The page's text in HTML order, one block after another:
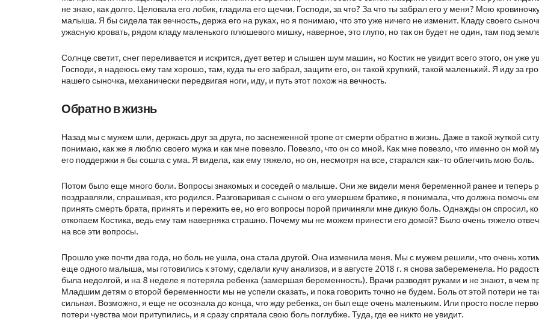
не знаю, как долго. Целовала его лобик, гладила его щечки. Господи, за что? За что ты забрал его у меня? Мою
малыша. Я бы сидела так вечность, держа его на руках, но я понимаю, что это уже ничего не изменит. Кладу своего
ужасную кровать, рядом кладу маленького плюшевого мишку, наверное, это глупо, но так он будет не один, там под
Солнце светит, снег переливается и искрится, дует ветер и слышен шум машин, но Костик не увидит всего этого, он уже
Господи, я надеюсь ему там хорошо, там, куда ты его забрал, защити его, он такой хрупкий, такой маленький. Я иду за
нашего сыночка, механически передвигая ноги, иду, и путь этот похож на вечность.
Обратно в жизнь
Назад мы с мужем шли, держась друг за друга, по заснеженной тропе от смерти обратно в жизнь. Даже в такой жуткой
понимаю, как же я люблю своего мужа и как мне повезло. Повезло, что он со мной. Как мне повезло, что именно он мой
его поддержки я бы сошла с ума. Я видела, как ему тяжело, но он, несмотря на все, старался как-то облегчить мою боль.
Потом было еще много боли. Вопросы знакомых и соседей о малыше. Они же видели меня беременной ранее и теперь
поздравляли, спрашивая, кто родился. Разговаривая с сыном о его умершем братике, я понимала, что должна помочь
принять смерть брата, принять и пережить ее, но его вопросы порой причиняли мне дикую боль. Однажды он спросил,
откопаем Костика, ведь ему там наверняка страшно. Почему мы не можем принести его домой? Было очень тяжело
на все эти вопросы.
Прошло уже почти два года, но боль не ушла, она стала другой. Она изменила меня. Мы с мужем решили, что очень
еще одного малыша, мы готовились к этому, сделали кучу анализов, и в августе 2018 г. я снова забеременела. Но
была недолгой, и на 8 неделе я потеряла ребенка (замершая беременность). Врачи разводят руками и не знают, в чем
Младшим детям о второй беременности мы не успели сказать, и пока говорить точно не будем. Боль от этой потери не
сильная. Возможно, я еще не осознала до конца, что жду ребенка, он был еще очень маленьким. Или просто после
потери чувства мои притупились, и я сразу спрятала свою боль поглубже. Туда, где ее никто не увидит.